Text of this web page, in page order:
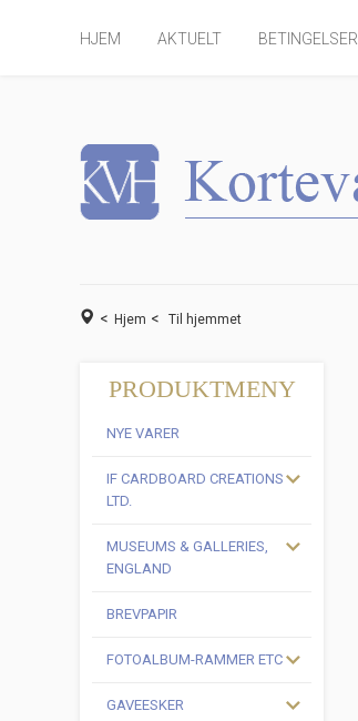
HJEM AKTUELT BETINGELSER
< Hjem < Til hjemmet
PRODUKTMENY
NYE VARER
IF CARDBOARD CREATIONS
LTD.
MUSEUMS & GALLERIES,
ENGLAND
BREVPAPIR
FOTOALBUM-RAMMER ETC
GAVEESKER